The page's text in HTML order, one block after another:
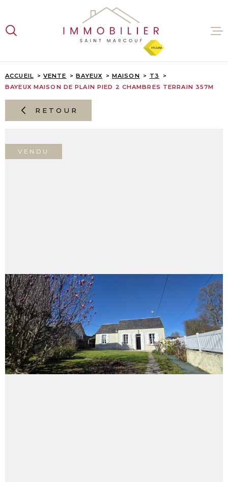
la
recherche
menu
principal
contenu
ACCUEIL VENTE BAYEUX MAISON
T3
BAYEUX MAISON DE PLAIN PIED 2 CHAMBRES TERRAIN 357M
RETOUR
VENDU